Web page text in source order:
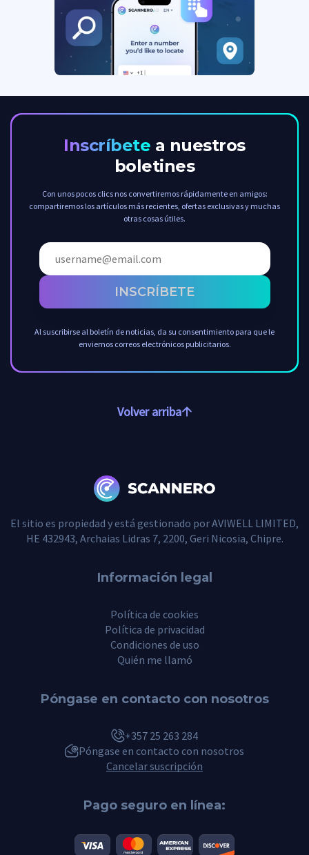
Inscríbete a nuestros
boletines
Con unos pocos clics nos convertiremos rápidamente en amigos:
compartiremos los artículos más recientes, ofertas exclusivas y muchas
otras cosas útiles.
INSCRÍBETE
Al suscribirse al boletín de noticias, da su consentimiento para que le
enviemos correos electrónicos publicitarios.
Volver arriba
El sitio es propiedad y está gestionado por AVIWELL LIMITED,
HE 432943, Archaias Lidras 7, 2200, Geri Nicosia, Chipre.
Información legal
Política de cookies
Política de privacidad
Condiciones de uso
Quién me llamó
Póngase en contacto con nosotros
+357 25 263 284
Póngase en contacto con nosotros
Cancelar suscripción
Pago seguro en línea: